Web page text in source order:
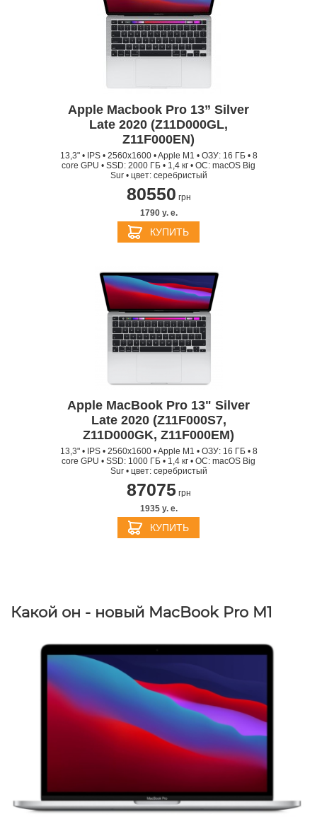
Apple Macbook Pro 13” Silver
Late 2020 (Z11D000GL,
Z11F000EN)
13,3" • IPS • 2560x1600 • Apple M1 • ОЗУ: 16 ГБ • 8
core GPU • SSD: 2000 ГБ • 1,4 кг • ОС: macOS Big
Sur • цвет: серебристый
80550 грн
1790 y. e.
КУПИТЬ
Apple MacBook Pro 13" Silver
Late 2020 (Z11F000S7,
Z11D000GK, Z11F000EM)
13,3" • IPS • 2560x1600 • Apple M1 • ОЗУ: 16 ГБ • 8
core GPU • SSD: 1000 ГБ • 1,4 кг • ОС: macOS Big
Sur • цвет: серебристый
87075грн
1935 y. e.
КУПИТЬ
Какой он - новый MacBook Pro M1